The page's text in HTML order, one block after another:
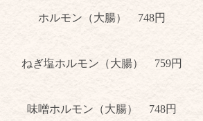
ホルモン（大腸） 748円
ねぎ塩ホルモン（大腸） 759円
味噌ホルモン（大腸） 748円